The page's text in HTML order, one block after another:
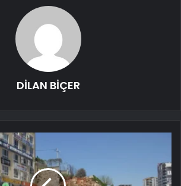
DİLAN BİÇER